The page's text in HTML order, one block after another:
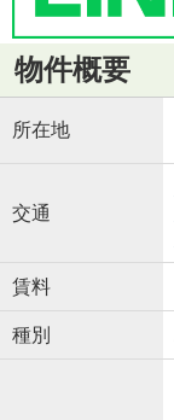
物件概要
所在地
交通
賃料
種別